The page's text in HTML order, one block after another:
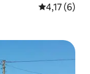
4,17 de
4,17 (6)